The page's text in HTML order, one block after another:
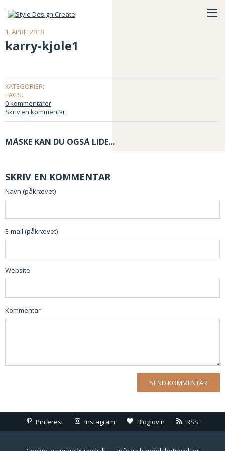
1. APRIL 2018
karry-kjole1
KATEGORIER:
TAGS:
0 kommentarer
Skriv en kommentar
MÅSKE KAN DU OGSÅ LIDE...
SKRIV EN KOMMENTAR
Navn (påkrævet)
E-mail (påkrævet)
Website
Kommentar
Pinterest Instagram Bloglovin RSS